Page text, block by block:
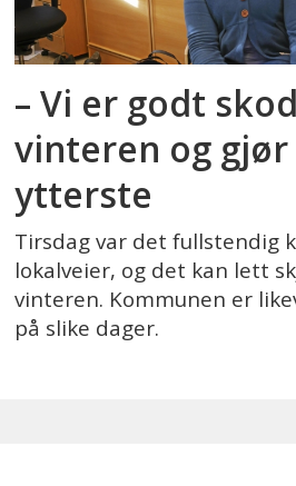
– Vi er godt
vinteren og
ytterste
Tirsdag var det fullstendig
lokalveier, og det kan lett
vinteren. Kommunen er
på slike dager.